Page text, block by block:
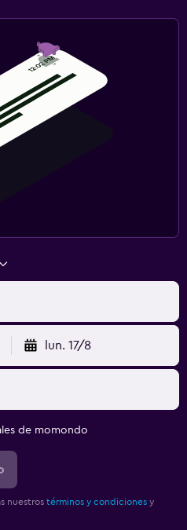
lun. 17/8
de momondo
nuestros términos y condiciones y